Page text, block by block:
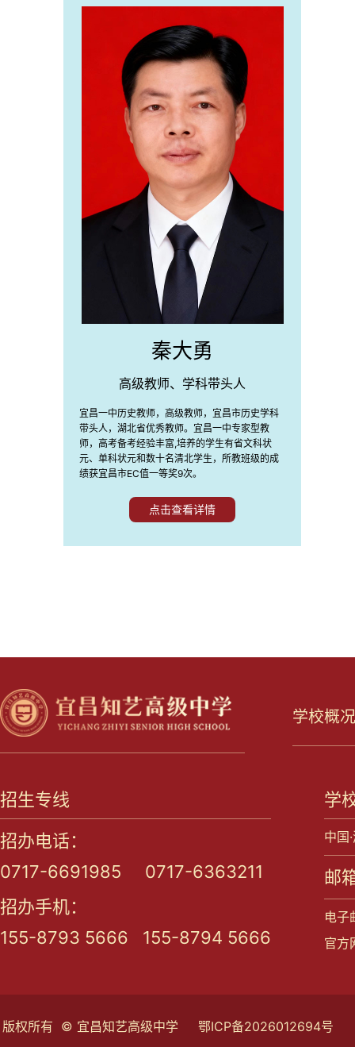
秦大勇
高级教师、学科带头人
宜昌一中历史教师，高级教师，宜昌市历史学科
带头人，湖北省优秀教师。宜昌一中专家型教
师，高考备考经验丰富,培养的学生有省文科状
元、单科状元和数十名清北学生，所教班级的成
绩获宜昌市EC值一等奖9次。
点击查看详情
学校概况
招生专线
招办电话：
0717-6691985 0717-6363211
招办手机：
155-8793 5666 155-8794 5666
学
中国
邮
电子
官方
版权所有 © 宜昌知艺高级中学 鄂ICP备2026012694号